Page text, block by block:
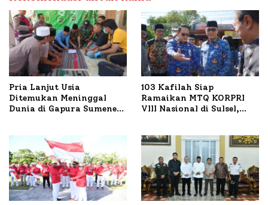
Pria Lanjut Usia
Ditemukan Meninggal
Dunia di Gapura Sumenep,
103 Kafilah Siap
Ramaikan MTQ KORPRI
VIII Nasional di Sulsel,